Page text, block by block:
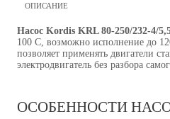
ОПИСАНИЕ
Насос Kordis KRL 80-250/232-4/
100 C, возможно исполнение до
позволяет применять двигатели
электродвигатель без разбора
ОСОБЕННОСТИ